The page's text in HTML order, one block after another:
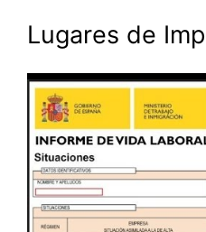
Lugares de